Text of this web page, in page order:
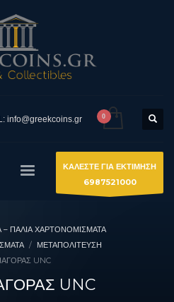
info@greekcoins.gr
ΚΑΛΕΣΤΕ ΓΙΑ ΕΚΤΙΜΗΣΗ
6987521000
– ΠΑΛΙΆ ΧΑΡΤΟΝΟΜΊΣΜΑΤΑ
ΜΕΤΑΠΟΛΊΤΕΥΣΗ
UNC
UNC